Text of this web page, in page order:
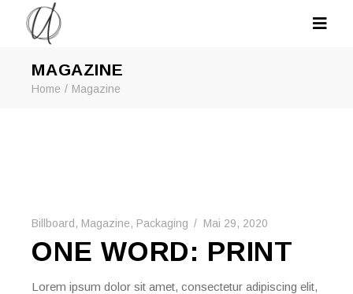
MAGAZINE
Home Magazine
Billboard , Magazine, Packaging Mai 29, 2020
ONE WORD: PRINT
Lorem ipsum dolor sit amet, consectetur adipiscing elit,